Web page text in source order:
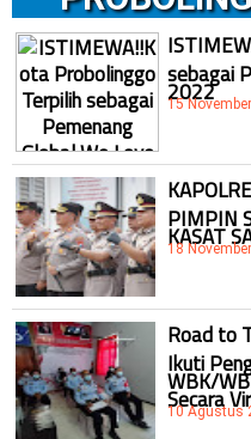
sebagai
2022
15
PIMPIN
KASAT
18
Road to
Ikuti
WBK/
Secara
10 Agustus